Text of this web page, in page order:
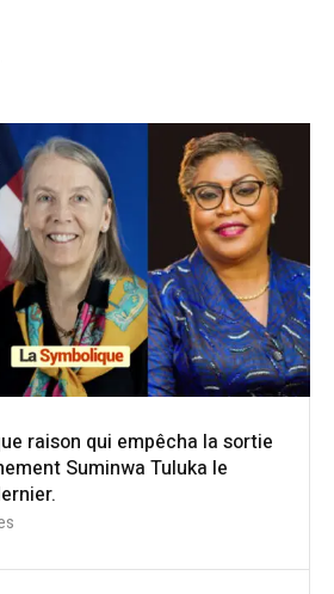
raison qui empêcha la sortie
Suminwa Tuluka le